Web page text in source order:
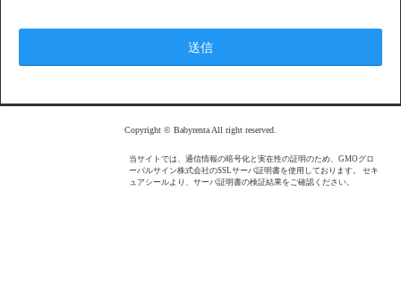
Copyright © Babyrenta All right reserved.
当サイトでは、通信情報の暗号化と実在性の証明のため、GMOグロ
ーバルサイン株式会社のSSLサーバ証明書を使用しております。 セキ
ュアシールより、サーバ証明書の検証結果をご確認ください。